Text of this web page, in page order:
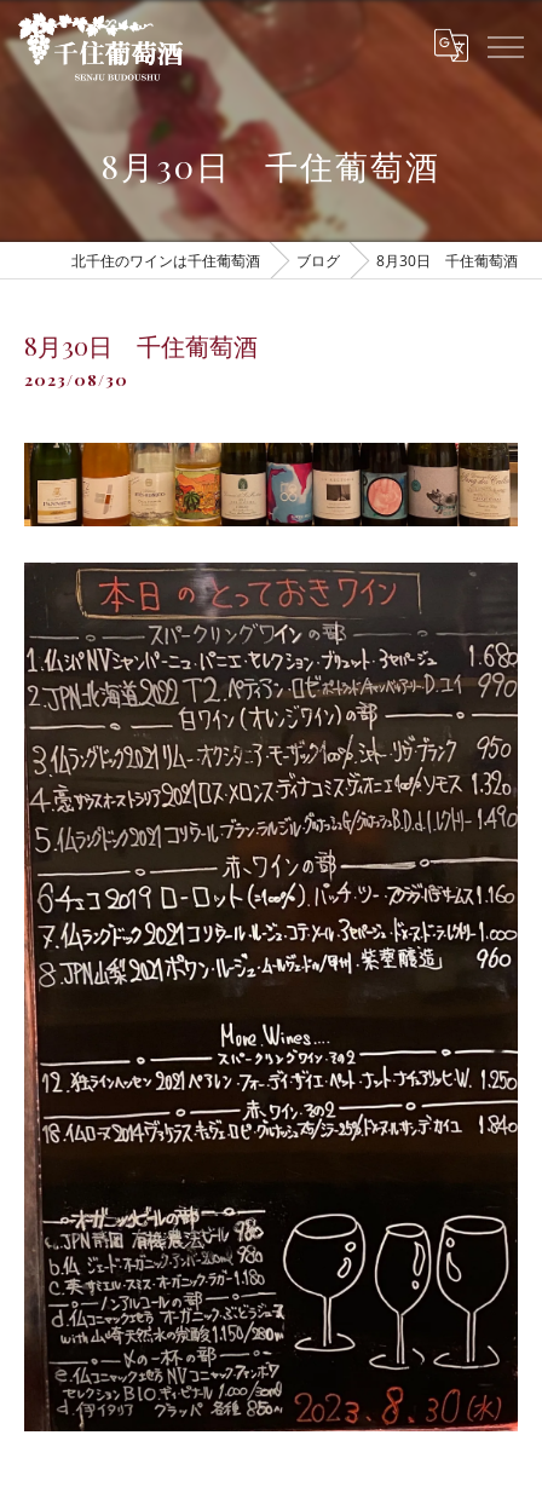
8月30日 千住葡萄酒
北千住のワインは千住葡萄酒 ブログ 8月30日 千住葡萄酒
8月30日 千住葡萄酒
2023/08/30